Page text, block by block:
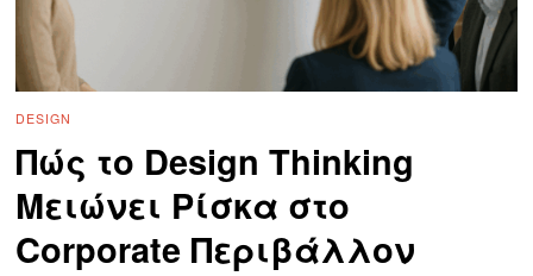
DESIGN
Πώς το Design Thinking
Μειώνει Ρίσκα στο
Corporate Περιβάλλον